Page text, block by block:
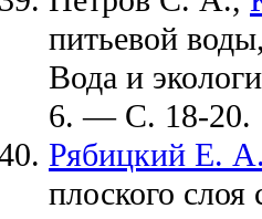
питьевой
Вода и
6. — С. 18-20.
Рябицкий Е.
плоского